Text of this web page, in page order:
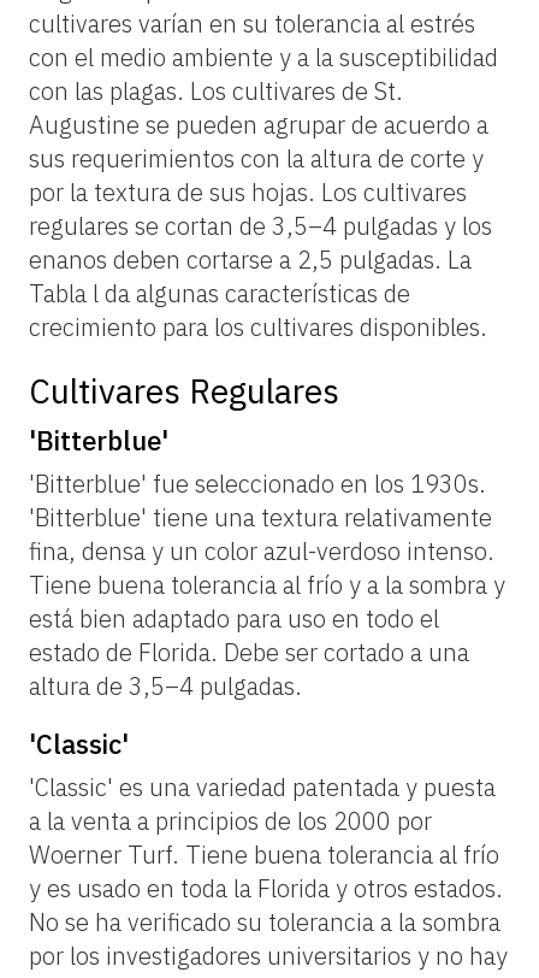
cultivares varían en su tolerancia al estrés
con el medio ambiente y a la susceptibilidad
con las plagas. Los cultivares de St.
Augustine se pueden agrupar de acuerdo a
sus requerimientos con la altura de corte y
por la textura de sus hojas. Los cultivares
regulares se cortan de 3,5–4 pulgadas y los
enanos deben cortarse a 2,5 pulgadas. La
Tabla l da algunas características de
crecimiento para los cultivares disponibles.
Cultivares Regulares
'Bitterblue'
'Bitterblue' fue seleccionado en los 1930s.
'Bitterblue' tiene una textura relativamente
fina, densa y un color azul-verdoso intenso.
Tiene buena tolerancia al frío y a la sombra y
está bien adaptado para uso en todo el
estado de Florida. Debe ser cortado a una
altura de 3,5–4 pulgadas.
'Classic'
'Classic' es una variedad patentada y puesta
a la venta a principios de los 2000 por
Woerner Turf. Tiene buena tolerancia al frío
y es usado en toda la Florida y otros estados.
No se ha verificado su tolerancia a la sombra
por los investigadores universitarios y no hay